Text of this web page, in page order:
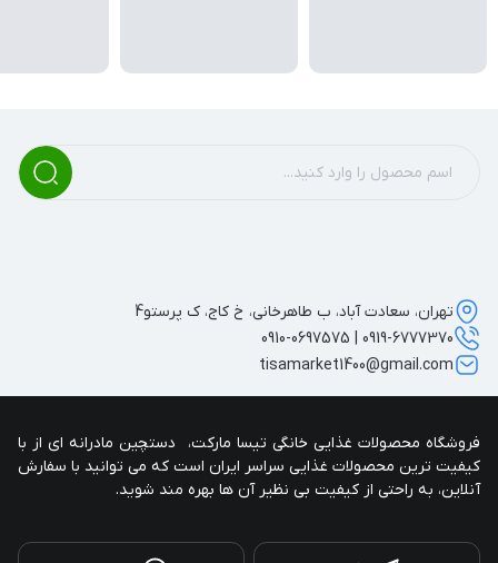
آنلاین، به راحتی از کیفیت بی نظیر آن ها بهره مند شوید.
تهران، سعادت آباد، ب طاهرخانی، خ کاج، ک پرستو4
0919-6777370 | 0910-0697575
tisamarket1400@gmail.com